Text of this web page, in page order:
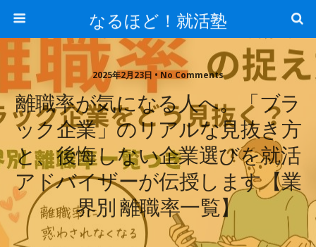
なるほど！就活塾
2025年2月23日 • No Comments
離職率が気になる人へ。「ブラ
ック企業」のリアルな見抜き方
と、後悔しない企業選びを就活
アドバイザーが伝授します【業
界別 離職率一覧】